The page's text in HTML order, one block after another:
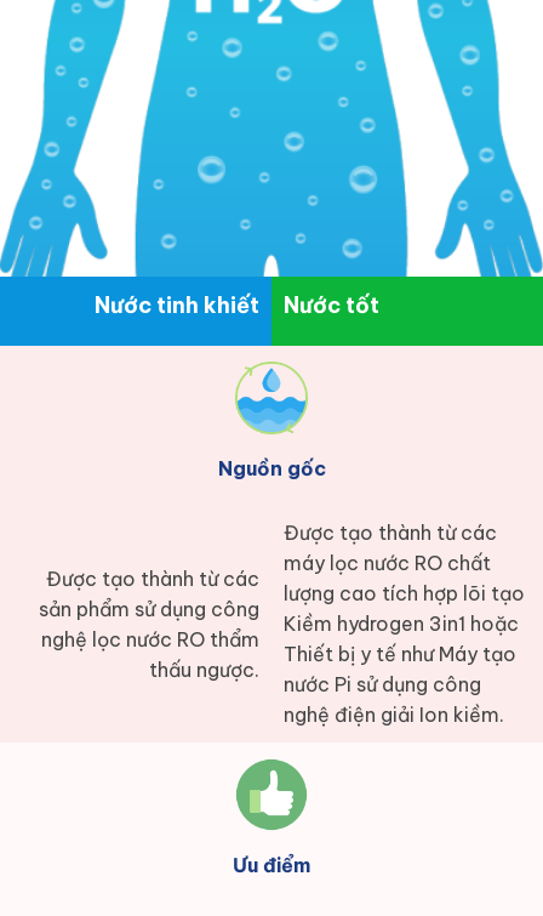
Nước tinh khiết Nước tốt
Được tạo thành từ các
sản phẩm sử dụng công
nghệ lọc nước RO thẩm
thấu ngược.
Nguồn gốc
Được tạo thành từ các
máy lọc nước RO chất
lượng cao tích hợp lõi tạo
Kiềm hydrogen 3in1 hoặc
Thiết bị y tế như Máy tạo
nước Pi sử dụng công
nghệ điện giải Ion kiềm.
Ưu điểm